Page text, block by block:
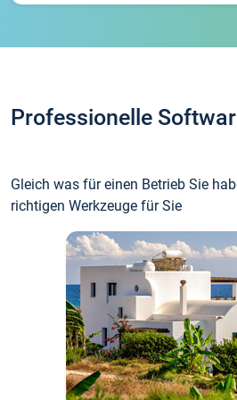
Professionelle
Gleich was für einen Betrieb Sie
richtigen Werkzeuge für Sie